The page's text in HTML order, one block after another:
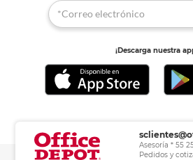
¡Descarga nuestra
Asesoría * 55
Pedidos y